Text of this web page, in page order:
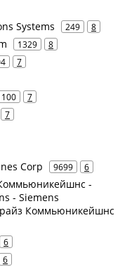
Systems 249 8
1329 8
7
7
7
Corp 9699 6
-
- Siemens
Коммьюникейшнс
6
6